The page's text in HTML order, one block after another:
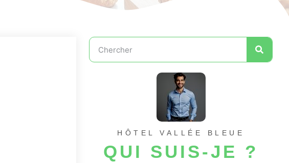
HÔTEL VALLÉE BLEUE
QUI SUIS-JE ?